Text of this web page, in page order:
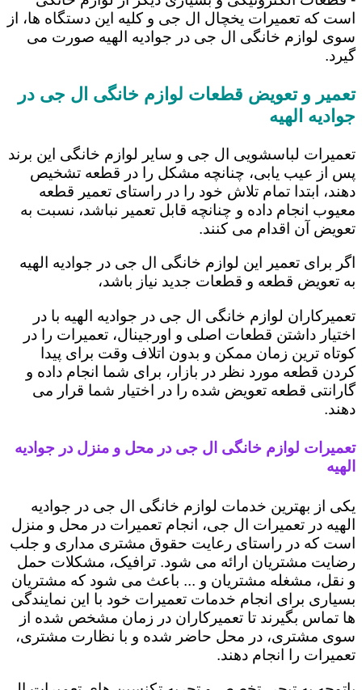
است که تعمیرات یخچال ال جی و کلیه این دستگاه ها، از
سوی لوازم خانگی ال جی در جوادیه الهیه صورت می
گیرد.
تعمیر و تعویض قطعات لوازم خانگی ال جی در
جوادیه الهیه
تعمیرات لباسشویی ال جی و سایر لوازم خانگی این برند
پس از عیب یابی، چنانچه مشکل را در قطعه تشخیص
دهند، ابتدا تمام تلاش خود را در راستای تعمیر قطعه
معیوب انجام داده و چنانچه قابل تعمیر نباشد، نسبت به
تعویض آن اقدام می کنند.
اگر برای تعمیر این لوازم خانگی ال جی در جوادیه الهیه
به تعویض قطعه و قطعات جدید نیاز باشد،
تعمیرکاران لوازم خانگی ال جی در جوادیه الهیه با در
اختیار داشتن قطعات اصلی و اورجینال، تعمیرات را در
کوتاه ترین زمان ممکن و بدون اتلاف وقت برای پیدا
کردن قطعه مورد نظر در بازار، برای شما انجام داده و
گارانتی قطعه تعویض شده را در اختیار شما قرار می
دهند.
تعمیرات لوازم خانگی ال جی در محل و منزل در جوادیه
الهیه
یکی از بهترین خدمات لوازم خانگی ال جی در جوادیه
الهیه در تعمیرات ال جی، انجام تعمیرات در محل و منزل
است که در راستای رعایت حقوق مشتری مداری و جلب
رضایت مشتریان ارائه می شود. ترافیک، مشکلات حمل
و نقل، مشغله مشتریان و ... باعث می شود که مشتریان
بسیاری برای انجام خدمات تعمیرات خود با این نمایندگی
ها تماس بگیرند تا تعمیرکاران در زمان مشخص شده از
سوی مشتری، در محل حاضر شده و با نظارت مشتری،
تعمیرات را انجام دهند.